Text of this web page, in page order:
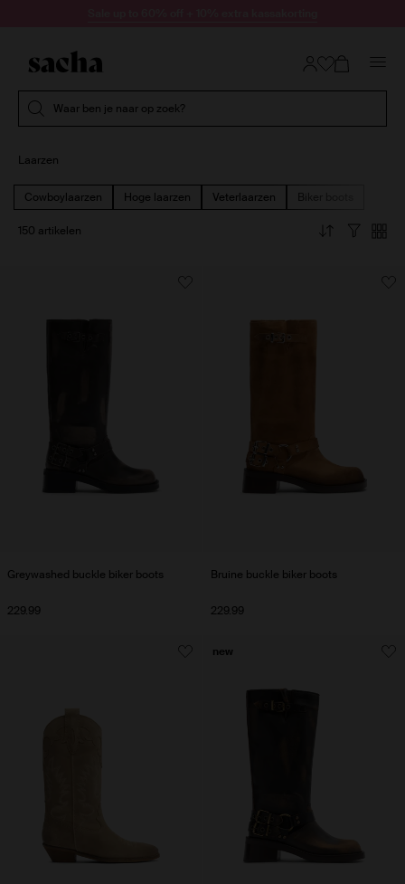
Waar ben je naar op zoek?
Laarzen
Cowboylaarzen Hoge laarzen Veterlaarzen Biker boots
150 artikelen
Greywashed buckle biker boots
229.99
Bruine buckle biker boots
229.99
new